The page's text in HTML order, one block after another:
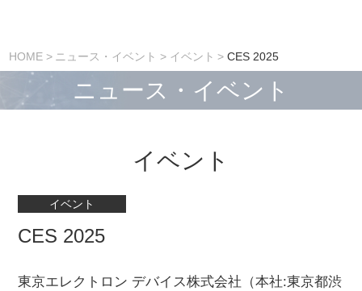
HOME ニュース・イベント イベント CES 2025
ニュース・イベント
イベント
イベント
CES 2025
東京エレクトロン デバイス株式会社（本社:東京都渋